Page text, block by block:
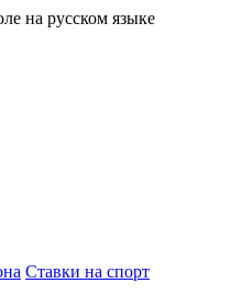
на русском языке
Ставки на спорт